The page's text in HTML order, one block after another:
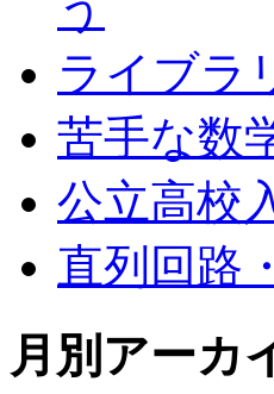
ライブラ
苦手な数
公立高校
直列回路
月別アーカ